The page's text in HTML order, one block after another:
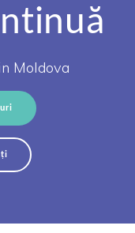
Moldova